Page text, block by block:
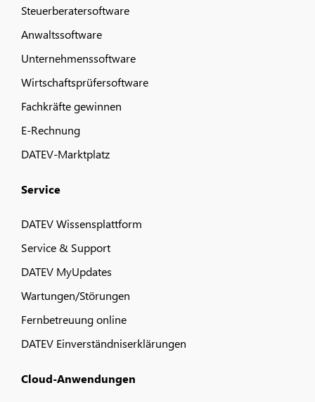
Steuerberatersoftware
Anwaltssoftware
Unternehmenssoftware
Wirtschaftsprüfersoftware
Fachkräfte gewinnen
E-Rechnung
DATEV-Marktplatz
Service
DATEV Wissensplattform
Service & Support
DATEV MyUpdates
Wartungen/Störungen
Fernbetreuung online
DATEV Einverständniserklärungen
Cloud-Anwendungen